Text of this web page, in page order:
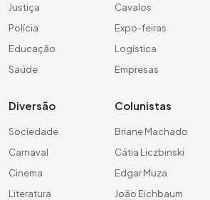
Justiça
Polícia
Educação
Saúde
Cavalos
Expo-feiras
Logística
Empresas
Diversão
Sociedade
Carnaval
Cinema
Literatura
Colunistas
Briane Machado
Cátia Liczbinski
Edgar Muza
João Eichbaum